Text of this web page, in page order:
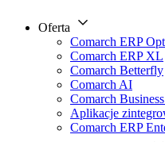
Oferta
Comarch ERP
Comarch ERP XL
Comarch Betterfly
Comarch AI
Comarch
Aplikacje
Comarch ERP